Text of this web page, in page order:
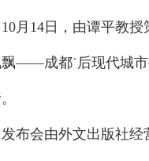
10月14日，由谭平教
——成都˙后现代城
发布会由外文出版社